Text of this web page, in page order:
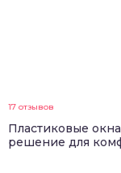
17 отзывов
Пластиковые
решение для